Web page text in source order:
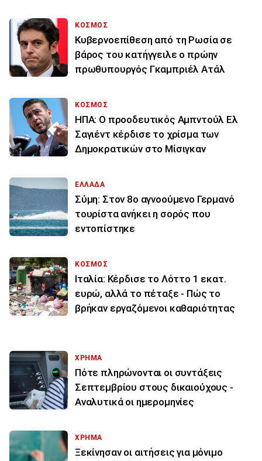
ΚΟΣΜΟΣ
Κυβερνοεπίθεση από τη Ρωσία σε
βάρος του κατήγγειλε ο πρώην
πρωθυπουργός Γκαμπριέλ Ατάλ
ΚΟΣΜΟΣ
ΗΠΑ: Ο προοδευτικός Αμπντούλ Ελ
Σαγιέντ κέρδισε το χρίσμα των
Δημοκρατικών στο Μίσιγκαν
ΕΛΛΑΔΑ
Σύμη: Στον 8ο αγνοούμενο Γερμανό
τουρίστα ανήκει η σορός που
εντοπίστηκε
ΚΟΣΜΟΣ
Ιταλία: Κέρδισε το Λόττο 1 εκατ.
ευρώ, αλλά το πέταξε - Πώς το
βρήκαν εργαζόμενοι καθαριότητας
ΧΡΗΜΑ
Πότε πληρώνονται οι συντάξεις
Σεπτεμβρίου στους δικαιούχους -
Αναλυτικά οι ημερομηνίες
ΧΡΗΜΑ
Ξεκίνησαν οι αιτήσεις για μόνιμο